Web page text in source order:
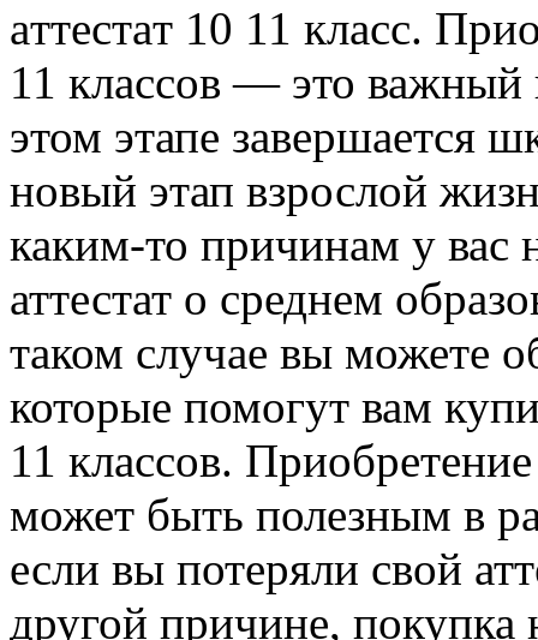
aттeстaт 10 11 клaсс.
11 классов — это
этом этапе завершается
новый этап взрослой
каким-то причинам у вас
аттестат о среднем
таком случае вы можете
которые помогут вам
11 классов.
может быть полезным в
если вы потеряли свой
другой причине, покупка